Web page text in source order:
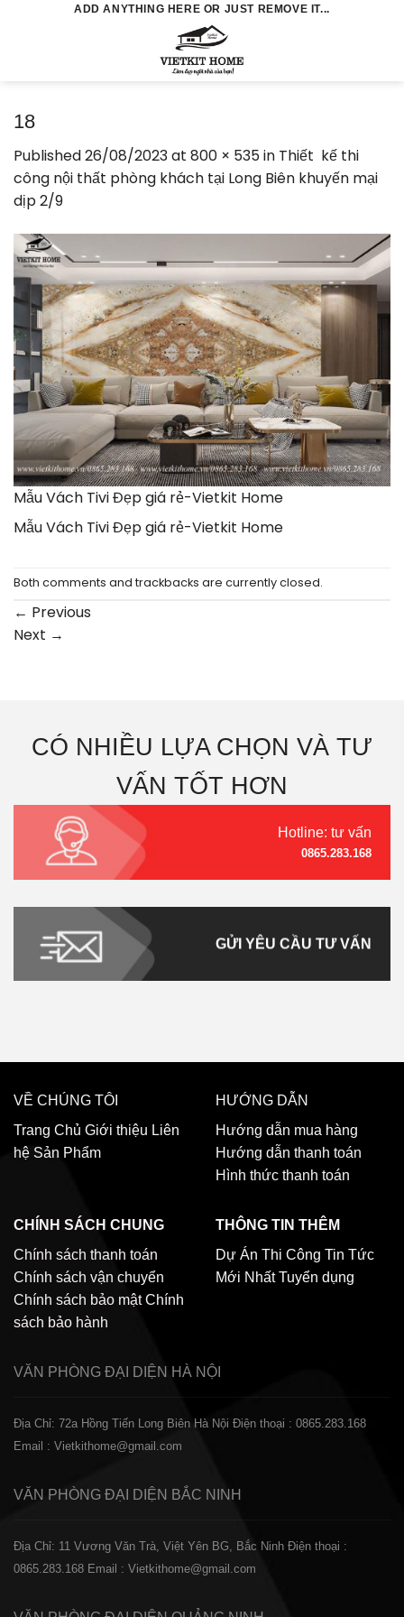
ADD ANYTHING HERE OR JUST REMOVE IT...
18
Published26/08/2023at 800 × 535in Thiết kế thi
công nội thất phòng khách tại Long Biên khuyến mại
dịp 2/9
Mẫu Vách Tivi Đẹp giá rẻ-Vietkit Home
Mẫu Vách Tivi Đẹp giá rẻ-Vietkit Home
Both comments and trackbacks are currently closed.
← Previous
Next →
CÓ NHIỀU LỰA CHỌN VÀ TƯ
VẤN TỐT HƠN
Hotline: tư vấn
0865.283.168
GỬI YÊU CẦU TƯ VẤN
VỀ CHÚNG TÔI
Trang Chủ Giới thiệu Liên
hệ Sản Phẩm
HƯỚNG DẪN
Hướng dẫn mua hàng
Hướng dẫn thanh toán
Hình thức thanh toán
CHÍNH SÁCH CHUNG
Chính sách thanh toán
Chính sách vận chuyển
Chính sách bảo mật Chính
sách bảo hành
THÔNG TIN THÊM
Dự Án Thi Công Tin Tức
Mới Nhất Tuyển dụng
VĂN PHÒNG ĐẠI DIỆN HÀ NỘI
Địa Chỉ: 72a Hồng Tiến Long Biên Hà Nội Điện thoại : 0865.283.168
Email : Vietkithome@gmail.com
VĂN PHÒNG ĐẠI DIỆN BẮC NINH
Địa Chỉ: 11 Vương Văn Trà, Việt Yên BG, Bắc Ninh Điện thoại :
0865.283.168 Email : Vietkithome@gmail.com